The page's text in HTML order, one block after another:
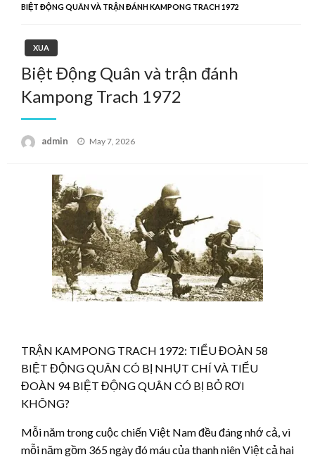
BIỆT ĐỘNG QUÂN VÀ TRẬN ĐÁNH KAMPONG TRACH 1972
XUA
Biệt Động Quân và trận đánh
Kampong Trach 1972
admin
Posted
May 7, 2026
TRẬN KAMPONG TRACH 1972: TIỂU ĐOÀN 58
BIỆT ĐỘNG QUÂN CÓ BỊ NHỤT CHÍ VÀ TIỂU
ĐOÀN 94 BIỆT ĐỘNG QUÂN CÓ BỊ BỎ RƠI
KHÔNG?
Mỗi năm trong cuộc chiến Việt Nam đều đáng nhớ cả, vì
mỗi năm gồm 365 ngày đó máu của thanh niên Việt cả hai